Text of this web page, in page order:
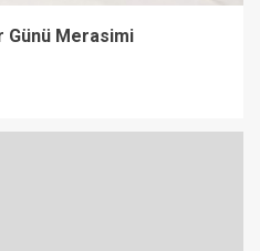
Günü Merasimi